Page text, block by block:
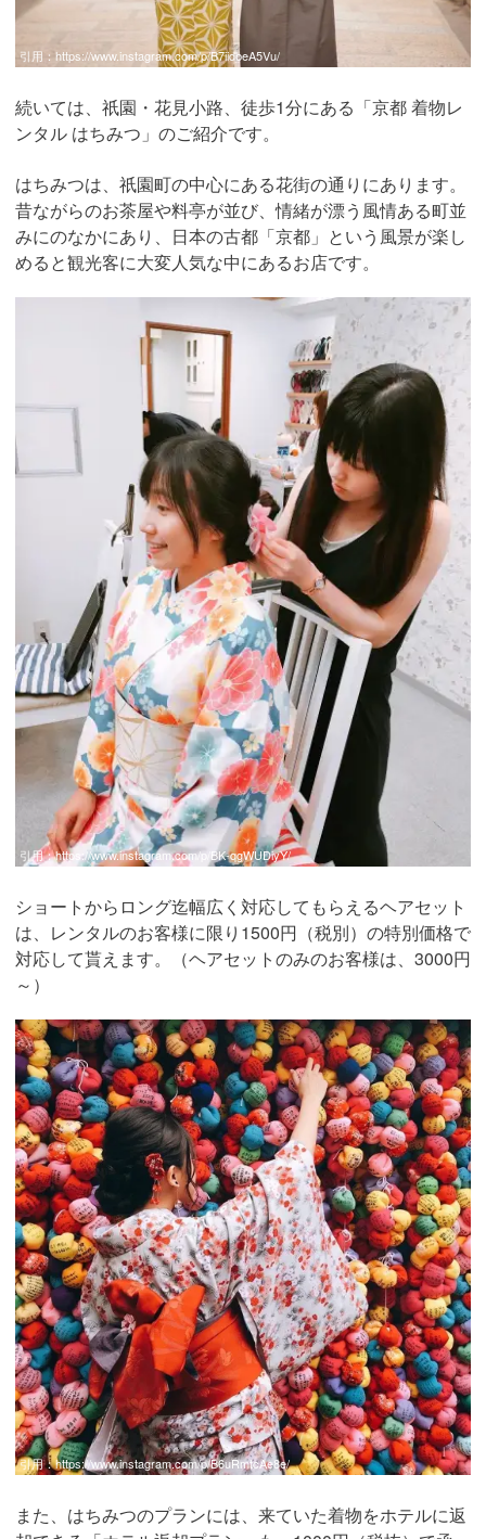
引用： https://www.instagram.com/p/B7iidbeA5Vu/
続いては、祇園・花見小路、徒歩1分にある「京都 着物レ
ンタル はちみつ」のご紹介です。
はちみつは、祇園町の中心にある花街の通りにあります。
昔ながらのお茶屋や料亭が並び、情緒が漂う風情ある町並
みにのなかにあり、日本の古都「京都」という風景が楽し
めると観光客に大変人気な中にあるお店です。
引用：https://www.instagram.com/p/BK-qgWUDiyY/
ショートからロング迄幅広く対応してもらえるヘアセット
は、レンタルのお客様に限り1500円（税別）の特別価格で
対応して貰えます。（ヘアセットのみのお客様は、3000円
～）
引用：https://www.instagram.com/p/B6uRmtcAe8e/
また、はちみつのプランには、来ていた着物をホテルに返